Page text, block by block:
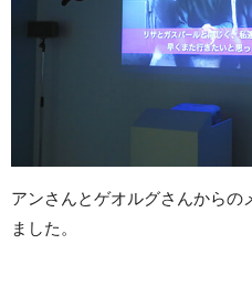
アンさんとゲオルグさんからの
ました。